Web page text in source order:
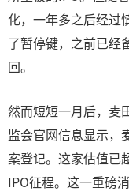
化，一年多之后经过
了暂停键，之前已经
回。
然而短短一月后，麦
监会官网信息显示，
案登记。这家估值已
IPO征程。这一重磅